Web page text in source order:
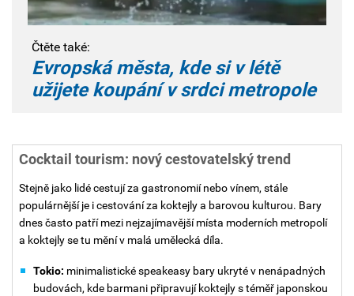
Čtěte také:
Evropská města, kde si v létě
užijete koupání v srdci metropole
Cocktail tourism: nový cestovatelský trend
Stejně jako lidé cestují za gastronomií nebo vínem, stále
populárnější je i cestování za koktejly a barovou kulturou. Bary
dnes často patří mezi nejzajímavější místa moderních metropolí
a koktejly se tu mění v malá umělecká díla.
Tokio: minimalistické speakeasy bary ukryté v nenápadných
budovách, kde barmani připravují koktejly s téměř japonskou